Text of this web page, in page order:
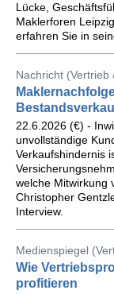
Lücke,
Maklerforen
erfahren Sie in
Nachricht (Vertrieb
22.6.2026 (€) -
unvollständige
Verkaufshindernis
welche Mitwirkung
Christopher
Interview.
Medienspiegel
Wie
profitieren